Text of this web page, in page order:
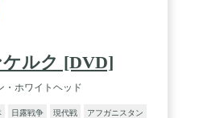
ケルク [DVD]
・ホワイトヘッド
日露戦争 現代戦 アフガニスタン